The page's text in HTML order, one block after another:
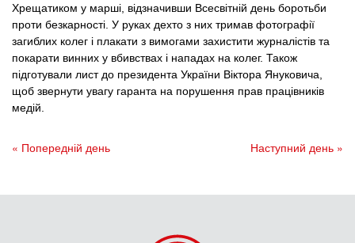
Хрещатиком у марші, відзначивши Всесвітній день боротьби
проти безкарності. У руках дехто з них тримав фотографії
загиблих колег і плакати з вимогами захистити журналістів та
покарати винних у вбивствах і нападах на колег. Також
підготували лист до президента України Віктора Януковича,
щоб звернути увагу гаранта на порушення прав працівників
медій.
« Попередній день Наступний день »